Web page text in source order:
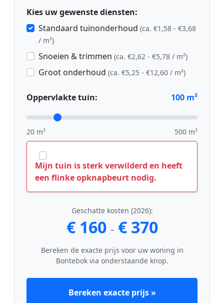
Kies uw gewenste diensten:
Standaard tuinonderhoud (ca. €1,58 - €3,68
/ m²)
Snoeien & trimmen (ca. €2,62 - €5,78 / m²)
Groot onderhoud (ca. €5,25 - €12,60 / m²)
Oppervlakte tuin: 100 m²
20 m² 500 m²
Mijn tuin is sterk verwilderd en heeft
een flinke opknapbeurt nodig.
Geschatte kosten (2026):
€ 160 - € 370
Bereken de exacte prijs voor uw woning in
Bontebok via onderstaande knop.
Bereken exacte prijs »